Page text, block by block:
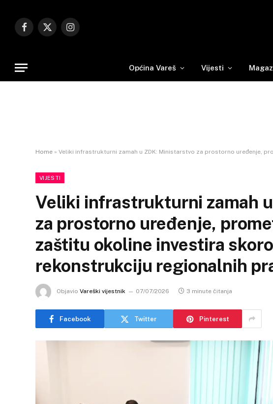
Facebook
X
Instagram
Općina Vareš Vijesti
Home » Veliki infrastrukturni zamah u ZDK: Ministarstvo za prostorno uređenje,
VIJESTI
Veliki infrastrukturni zamah
za prostorno uređenje,
zaštitu okoline investira
rekonstrukciju regionalnih
Objavio Vareški vijestnik 07/07/2026 3 minute čitanja
Facebook Twitter Pinterest